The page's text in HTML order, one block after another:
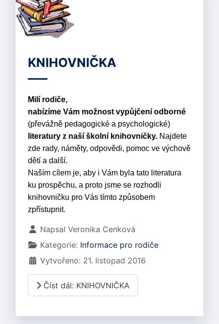
KNIHOVNIČKA
Milí rodiče,
nabízíme Vám možnost vypůjčení odborné
(převážně pedagogické a psychologické)
literatury z naší školní knihovničky. Najdete
zde rady, náměty, odpovědi, pomoc ve výchově
dětí a další.
Naším cílem je, aby i Vám byla tato literatura
ku prospěchu, a proto jsme se rozhodli
knihovničku pro Vás tímto způsobem
zpřístupnit.
Základní údaje
Napsal Veronika Cenková
Kategorie: Informace pro rodiče
Vytvořeno: 21. listopad 2016
Číst dál: KNIHOVNIČKA